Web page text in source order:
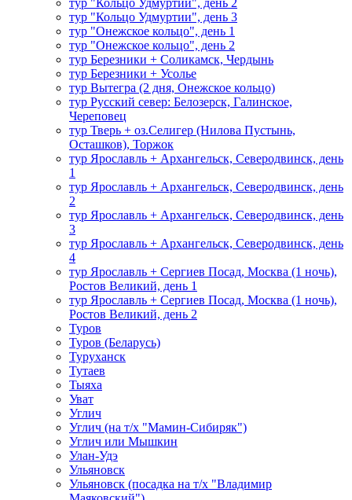
тур "Кольцо Удмуртии", день 2
тур "Кольцо Удмуртии", день 3
тур "Онежское кольцо", день 1
тур "Онежское кольцо", день 2
тур Березники + Соликамск, Чердынь
тур Березники + Усолье
тур Вытегра (2 дня, Онежское кольцо)
тур Русский север: Белозерск, Галинское,
Череповец
тур Тверь + оз.Селигер (Нилова Пустынь,
Осташков), Торжок
тур Ярославль + Архангельск, Северодвинск, день
1
тур Ярославль + Архангельск, Северодвинск, день
2
тур Ярославль + Архангельск, Северодвинск, день
3
тур Ярославль + Архангельск, Северодвинск, день
4
тур Ярославль + Сергиев Посад, Москва (1 ночь),
Ростов Великий, день 1
тур Ярославль + Сергиев Посад, Москва (1 ночь),
Ростов Великий, день 2
Туров
Туров (Беларусь)
Туруханск
Тутаев
Тыяха
Уват
Углич
Углич (на т/х "Мамин-Сибиряк")
Углич или Мышкин
Улан-Удэ
Ульяновск
Ульяновск (посадка на т/х "Владимир